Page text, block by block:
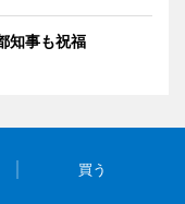
知事も祝福
買う